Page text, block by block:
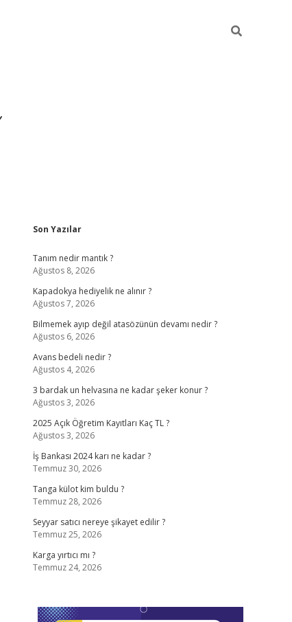
Sidebar
Son Yazılar
Tanım nedir mantık ?
Ağustos 8, 2026
Kapadokya hediyelik ne alınır ?
Ağustos 7, 2026
Bilmemek ayıp değil atasözünün devamı nedir ?
Ağustos 6, 2026
Avans bedeli nedir ?
Ağustos 4, 2026
3 bardak un helvasına ne kadar şeker konur ?
Ağustos 3, 2026
2025 Açık Öğretim Kayıtları Kaç TL ?
Ağustos 3, 2026
İş Bankası 2024 karı ne kadar ?
Temmuz 30, 2026
Tanga külot kim buldu ?
Temmuz 28, 2026
Seyyar satıcı nereye şikayet edilir ?
Temmuz 25, 2026
Karga yırtıcı mı ?
Temmuz 24, 2026